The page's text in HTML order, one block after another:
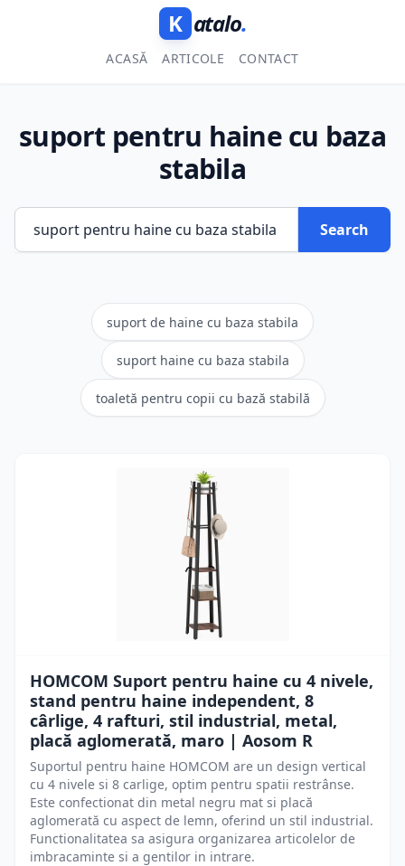
K atalo.
ACASĂ ARTICOLE CONTACT
suport pentru haine cu baza
stabila
Search
suport de haine cu baza stabila
suport haine cu baza stabila
toaletă pentru copii cu bază stabilă
HOMCOM Suport pentru haine cu 4 nivele,
stand pentru haine independent, 8
cârlige, 4 rafturi, stil industrial, metal,
placă aglomerată, maro | Aosom R
Suportul pentru haine HOMCOM are un design vertical
cu 4 nivele si 8 carlige, optim pentru spatii restrânse.
Este confectionat din metal negru mat si placă
aglomerată cu aspect de lemn, oferind un stil industrial.
Functionalitatea sa asigura organizarea articolelor de
imbracaminte si a gentilor in intrare.